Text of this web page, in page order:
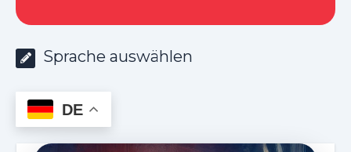
Sprache auswählen
DE